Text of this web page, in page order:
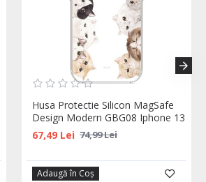
Husa Protectie Silicon MagSafe
Design Modern GBG08 Iphone 13
67,49 Lei 74,99 Lei
Adaugă în Coş